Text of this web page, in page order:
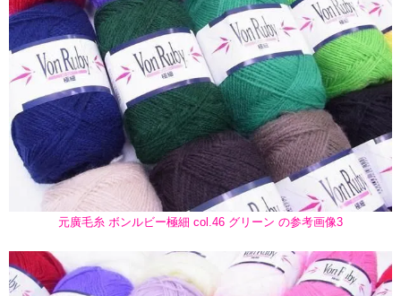
元廣毛糸 ボンルビー極細 col.46 グリーン の参考画像3